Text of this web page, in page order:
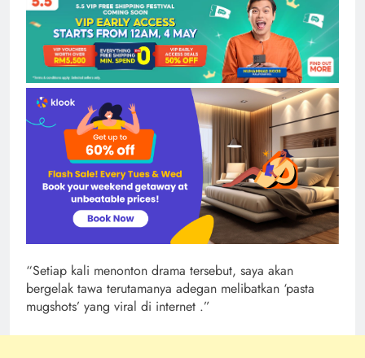
“Setiap kali menonton drama tersebut, saya akan
bergelak tawa terutamanya adegan melibatkan ‘pasta
mugshots’ yang viral di internet .”